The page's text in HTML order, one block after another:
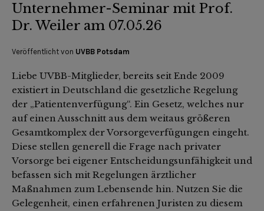
Unternehmer-Seminar mit Prof.
Dr. Weiler am 07.05.26
Veröffentlicht von UVBB Potsdam
Liebe UVBB-Mitglieder, bereits seit Ende 2009
existiert in Deutschland die gesetzliche Regelung
der „Patientenverfügung“. Ein Gesetz, welches nur
auf einen Ausschnitt aus dem weitaus größeren
Gesamtkomplex der Vorsorgeverfügungen eingeht.
Diese stellen generell die Frage nach privater
Vorsorge bei eigener Entscheidungsunfähigkeit und
befassen sich mit Regelungen ärztlicher
Maßnahmen zum Lebensende hin. Nutzen Sie die
Gelegenheit, einen erfahrenen Juristen zu diesem